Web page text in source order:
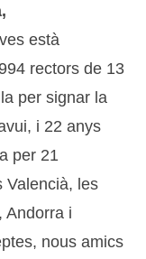
està
rectors de 13
per signar la
i 22 anys
per 21
Valencià, les
Andorra i
nous amics